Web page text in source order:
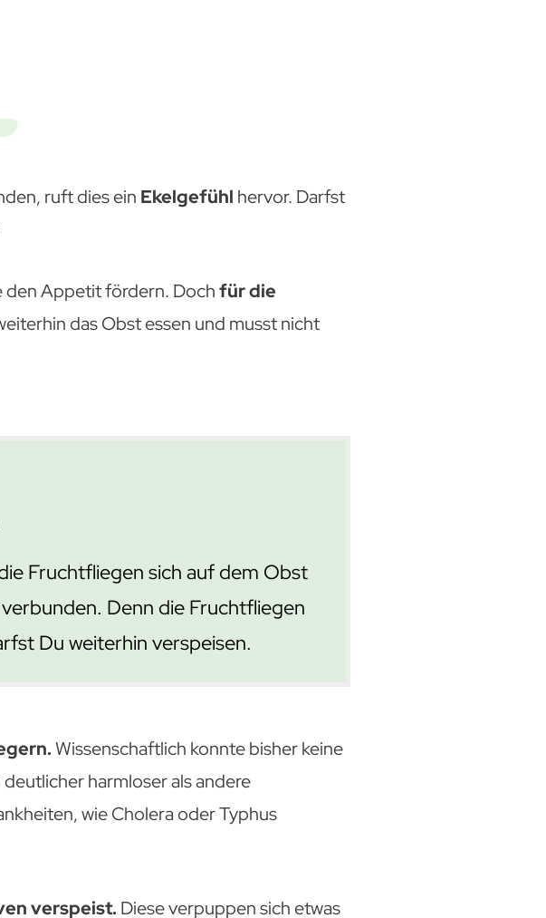
ruft dies ein Ekelgefühl hervor. Darfst
den Appetit fördern. Dochfür die
das Obst essen und musst nicht
Fruchtfliegen sich auf dem Obst
Denn die Fruchtfliegen
Du weiterhin verspeisen.
Wissenschaftlich konnte bisher keine
harmloser als andere
wie Cholera oder Typhus
verspeist. Diese verpuppen sich etwas